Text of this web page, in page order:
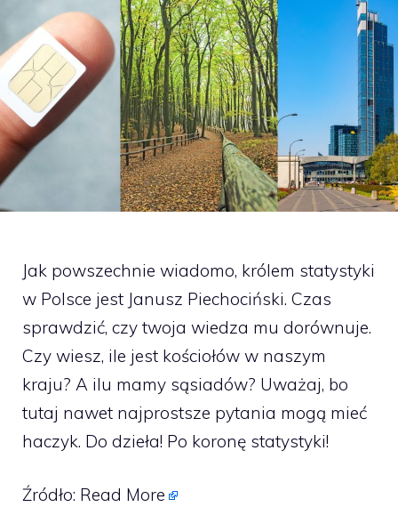
Jak powszechnie wiadomo, królem statystyki
w Polsce jest Janusz Piechociński. Czas
sprawdzić, czy twoja wiedza mu dorównuje.
Czy wiesz, ile jest kościołów w naszym
kraju? A ilu mamy sąsiadów? Uważaj, bo
tutaj nawet najprostsze pytania mogą mieć
haczyk. Do dzieła! Po koronę statystyki!
Źródło: Read More